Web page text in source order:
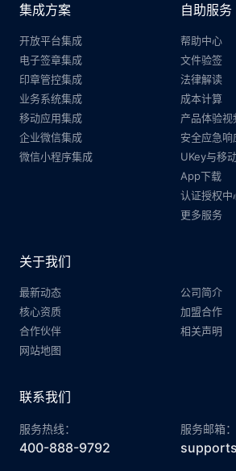
集成方案
开放平台集成
电子签章集成
印章管控集成
业务系统集成
移动应用集成
企业微信集成
微信小程序集成
自助服务
帮助中心
文件验签
法律解读
成本计算
产品体验视
安全应急响
UKey与移
App下载
认证授权中
更多服务
关于我们
最新动态
公司简介
核心资质
加盟合作
合作伙伴
相关声明
网站地图
联系我们
服务热线：
400-888-9792
服务邮箱：